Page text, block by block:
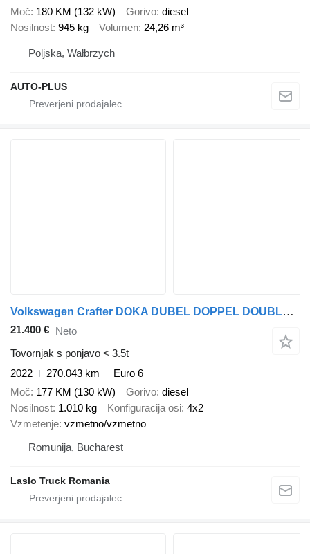
Moč 180 KM (132 kW) Gorivo diesel
Nosilnost 945 kg Volumen 24,26 m³
Poljska, Wałbrzych
AUTO-PLUS
Volkswagen Crafter DOKA DUBEL DOPPEL DOUBLE CABIN TILT 6 SITZE
21.400 € Neto
Tovornjak s ponjavo < 3.5t
2022
270.043 km
Euro 6
Moč 177 KM (130 kW) Gorivo diesel
Nosilnost 1.010 kg Konfiguracija osi 4x2
Vzmetenje vzmetno/vzmetno
Romunija, Bucharest
Laslo Truck Romania